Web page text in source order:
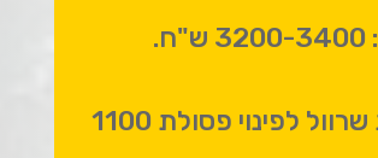
השכרת שרוול לפינוי פסולת 1100